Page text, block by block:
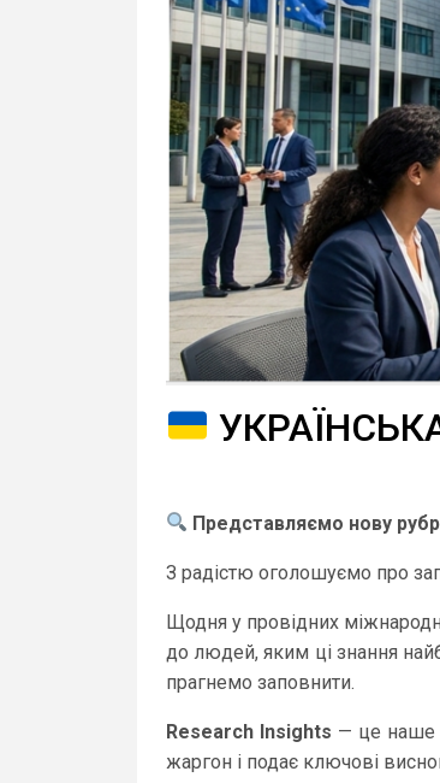
Представляємо нову
З радістю оголошуємо про
Щодня у провідних
до людей, яким ці знання
прагнемо заповнити.
Research Insights — це наше
жаргон і подає ключові